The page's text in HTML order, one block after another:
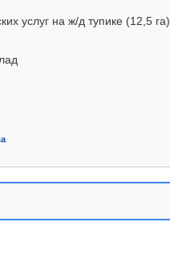
услуг на ж/д тупике (12,5 га)